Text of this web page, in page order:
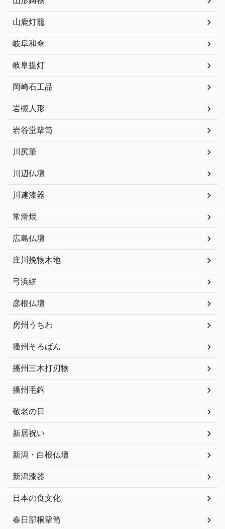
山鹿灯籠
岐阜和傘
岐阜提灯
岡崎石工品
岩槻人形
岩谷堂簞笥
川尻筆
川辺仏壇
川連漆器
常滑焼
広島仏壇
庄川挽物木地
弓浜絣
彦根仏壇
房州うちわ
播州そろばん
播州三木打刃物
播州毛鉤
敬老の日
新居祝い
新潟・白根仏壇
新潟漆器
日本の食文化
春日部桐簞笥